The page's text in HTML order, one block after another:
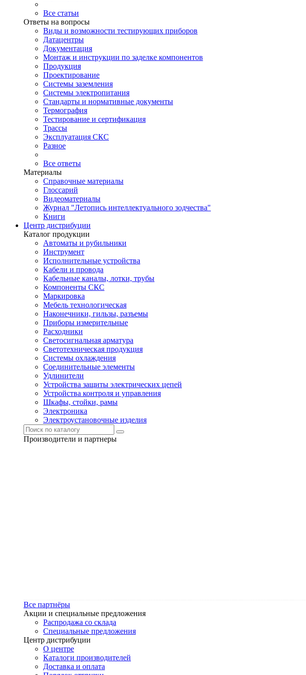
Все статьи
Ответы на вопросы
Виды и возможности тестирующих приборов
Датацентры
Документация
Монтаж и инструкции по заделке компонентов
Продукция
Проектирование
Системы заземления
Системы электропитания
Стандарты и нормативные документы
Термография
Тестирование и сертификация
Трассы
Эксплуатация СКС
Разное
Все ответы
Материалы
Справочные материалы
Глоссарий
Видеоматериалы
Журнал "Летопись интеллектуального зодчества"
Книги
Центр дистрибуции
Каталог продукции
Автоматы и рубильники
Инструмент
Исполнительные устройства
Кабели и провода
Кабельные каналы, лотки, трубы
Компоненты СКС
Маркировка
Мебель технологическая
Наконечники, гильзы, разъемы
Приборы измерительные
Расходники
Светосигнальная арматура
Светотехническая продукция
Системы охлаждения
Соединительные элементы
Удлинители
Устройства защиты электрических цепей
Устройства контроля и управления
Шкафы, стойки, рамы
Электроника
Электроустановочные изделия
Производители и партнеры
Все партнёры
Акции и специальные предложения
Распродажа со склада
Специальные предложения
Центр дистрибуции
О центре
Каталоги производителей
Доставка и оплата